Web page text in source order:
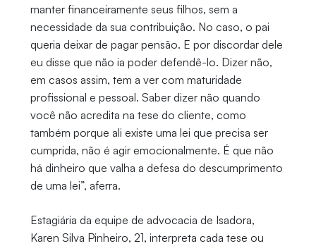
manter financeiramente seus filhos, sem a
necessidade da sua contribuição. No caso, o pai
queria deixar de pagar pensão. E por discordar dele
eu disse que não ia poder defendê-lo. Dizer não,
em casos assim, tem a ver com maturidade
profissional e pessoal. Saber dizer não quando
você não acredita na tese do cliente, como
também porque ali existe uma lei que precisa ser
cumprida, não é agir emocionalmente. É que não
há dinheiro que valha a defesa do descumprimento
de uma lei”, aferra.
Estagiária da equipe de advocacia de Isadora,
Karen Silva Pinheiro, 21, interpreta cada tese ou